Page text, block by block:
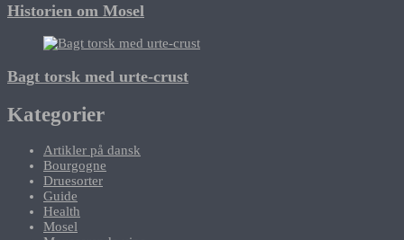
Historien om Mosel
Bagt torsk med urte-crust
Kategorier
Artikler på dansk
Bourgogne
Druesorter
Guide
Health
Mosel